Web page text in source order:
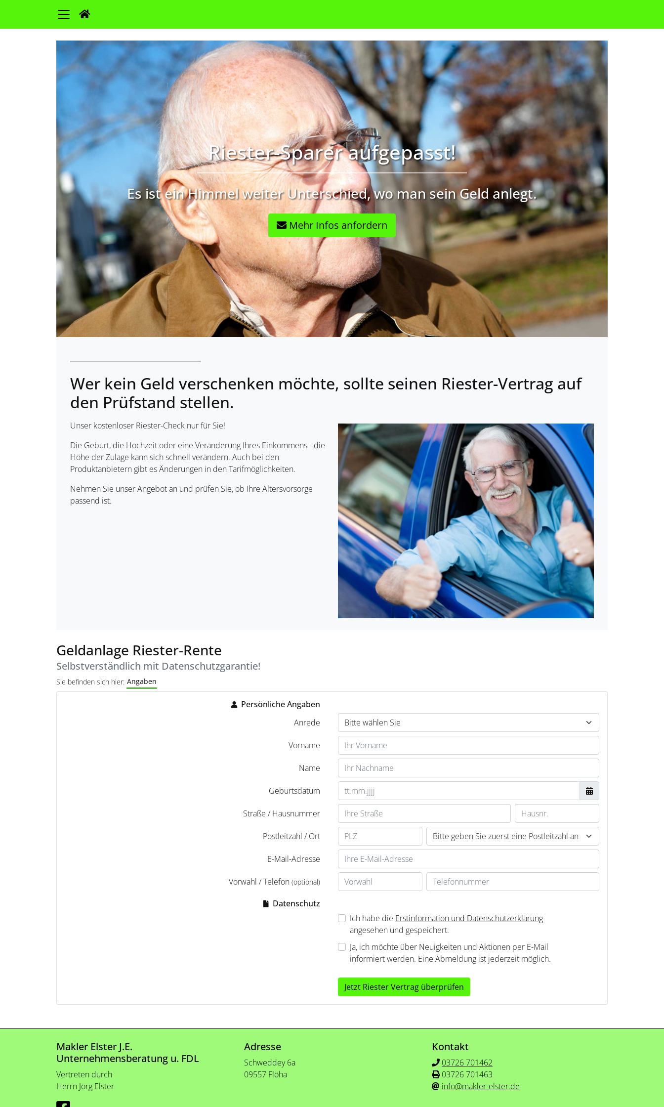
Riester-Sparer aufgepasst!
Es ist ein Himmel weiter Unterschied, wo man sein Geld anlegt.
Mehr Infos anfordern
Wer kein Geld verschenken möchte, sollte seinen Riester-Vertrag auf
den Prüfstand stellen.
Unser kostenloser Riester-Check nur für Sie!
Die Geburt, die Hochzeit oder eine Veränderung Ihres Einkommens - die
Höhe der Zulage kann sich schnell verändern. Auch bei den
Produktanbietern gibt es Änderungen in den Tarifmöglichkeiten.
Nehmen Sie unser Angebot an und prüfen Sie, ob Ihre Altersvorsorge
passend ist.
Geldanlage Riester-Rente
Selbstverständlich mit Datenschutzgarantie!
Sie befinden sich hier: Angaben
Persönliche Angaben
Anrede
Vorname
Name
Geburtsdatum
Straße / Hausnummer
Postleitzahl / Ort
E-Mail-Adresse
Vorwahl / Telefon (optional)
Datenschutz
Ich habe die Erstinformation und Datenschutzerklärung
angesehen und gespeichert.
Ja, ich möchte über Neuigkeiten und Aktionen per E-Mail
informiert werden. Eine Abmeldung ist jederzeit möglich.
Jetzt Riester Vertrag überprüfen
Makler Elster J.E.
Unternehmensberatung u. FDL
Vertreten durch
Herrn Jörg Elster
Adresse
Schweddey 6a
09557 Flöha
Kontakt
03726 701462
03726 701463
info@makler-elster.de